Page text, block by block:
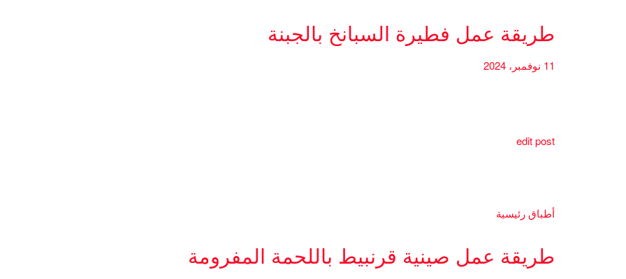
طريقة عمل فطيرة السبانخ بالجبنة
11 نوفمبر، 2024
edit post
أطباق رئيسية
طريقة عمل صينية قرنبيط باللحمة المفرومة